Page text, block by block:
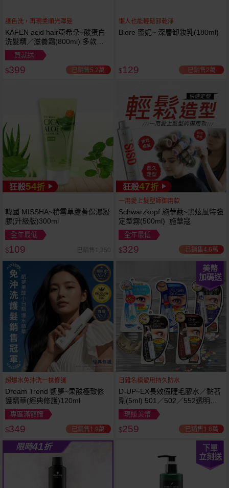
護色洗，再現柔順光澤髮
KAFEN acid hair亞希朵~酸蛋白
洗髮精／滋養霜(800ml) 多款可
選
買就送
$399 已銷售5.2萬
懶人也能輕鬆卸乾淨
Biore 蜜妮~ 深層卸妝乳(180ml)
$129 已銷售2萬
狂殺54折
韓國 MISSHA~積雪草蘆薈保濕凝
膠(升級版)300ml
全年最低
$109 已銷售1,350
狂殺47折
一用愛上髮型師御用款
Schwarzkopf 施華蔻~黑炫風特強
定型霧(500ml) 施華寇
全年最低
$329 已銷售4.6萬
超爆水免沖洗一抹修護
Dream Trend 凱夢~果酸極致修
護精華(經典修護)120ml
專區滿額贈
$349 已銷售1.9萬
美幣
加碼送
日雜名模愛用持久防水
D-UP~EX長效假睫毛膠水／黏著
劑(5ml) 501／502／552透明／
553黑色／554咖啡色 款式可選
現賺美幣
$259 已銷售1.8萬
限時41折
下單
立刻送